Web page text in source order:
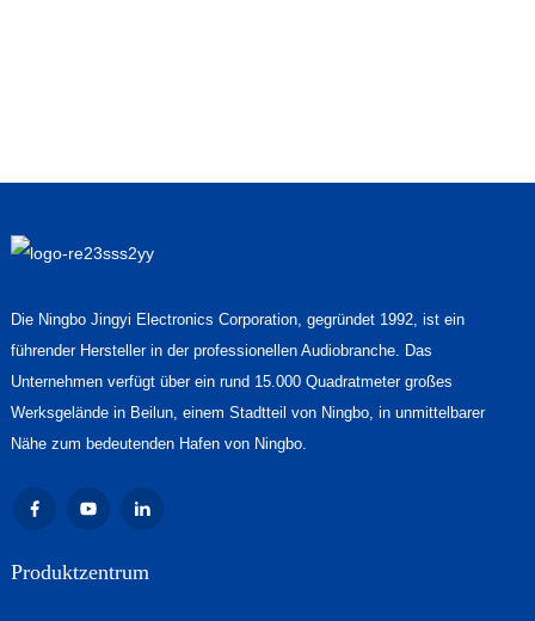
Die Ningbo Jingyi Electronics Corporation, gegründet 1992, ist ein
führender Hersteller in der professionellen Audiobranche. Das
Unternehmen verfügt über ein rund 15.000 Quadratmeter großes
Werksgelände in Beilun, einem Stadtteil von Ningbo, in unmittelbarer
Nähe zum bedeutenden Hafen von Ningbo.
Produktzentrum